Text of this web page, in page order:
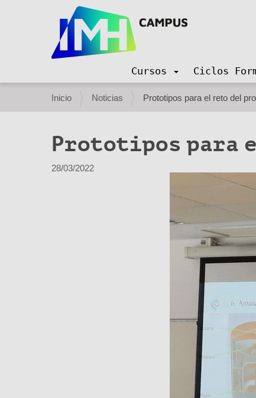
v
a
c
i
Cursos Ciclos
U
s
e
d
Inicio Noticias Prototipos para el reto del
Prototipos para
28/03/2022